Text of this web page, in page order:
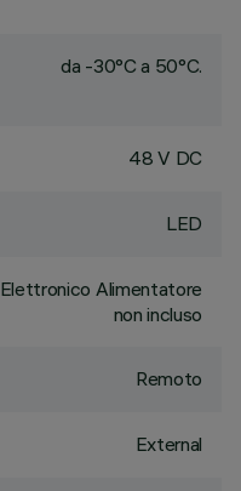
da -30°C a 50°C.
48 V DC
LED
Elettronico Alimentatore
non incluso
Remoto
External